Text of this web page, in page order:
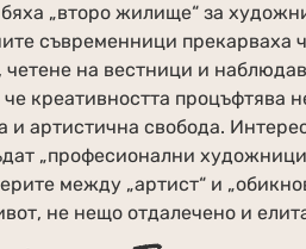
„второ жилище“ за
съвременници прекарваха
на вестници и
креативността процъфтява
артистична свобода.
„професионални
между „артист“ и
не нещо отдалечено и